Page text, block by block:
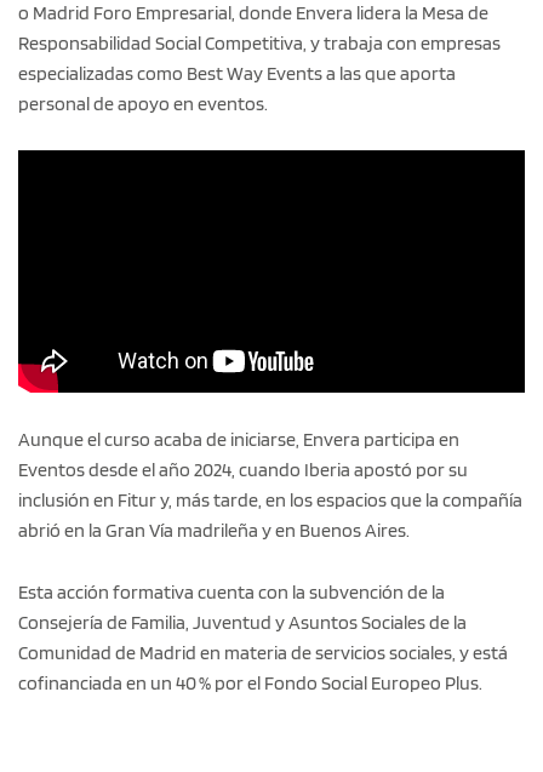
o Madrid Foro Empresarial, donde Envera lidera la Mesa de
Responsabilidad Social Competitiva, y trabaja con empresas
especializadas como Best Way Events a las que aporta
personal de apoyo en eventos.
Aunque el curso acaba de iniciarse, Envera participa en
Eventos desde el año 2024, cuando Iberia apostó por su
inclusión en Fitur y, más tarde, en los espacios que la compañía
abrió en la Gran Vía madrileña y en Buenos Aires.
Esta acción formativa cuenta con la subvención de la
Consejería de Familia, Juventud y Asuntos Sociales de la
Comunidad de Madrid en materia de servicios sociales, y está
cofinanciada en un 40 % por el Fondo Social Europeo Plus.